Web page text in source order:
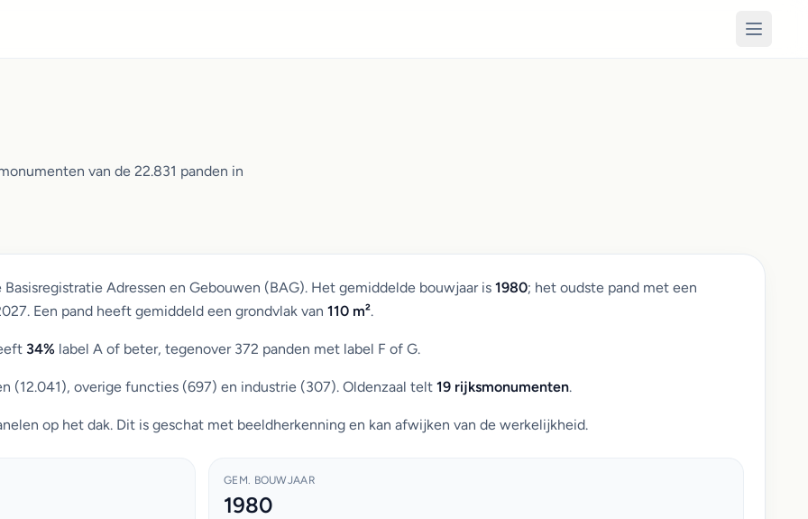
van de 22.831 panden in
Adressen en Gebouwen (BAG). Het gemiddelde bouwjaar is 1980; het oudste pand met een
Een pand heeft gemiddeld een grondvlak van 110 m².
34% label A of beter, tegenover 372 panden met label F of G.
(12.041), overige functies (697) en industrie (307). Oldenzaal telt 19 rijksmonumenten.
op het dak. Dit is geschat met beeldherkenning en kan afwijken van de werkelijkheid.
GEM. BOUWJAAR
1980